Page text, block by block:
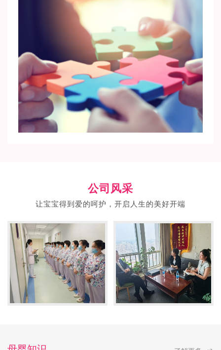
公司风采
让宝宝得到爱的呵护，开启人生的美好开端